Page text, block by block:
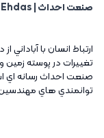
صنعت احداث | Sanat Ehdas
ارتباط انسان با آباداني
تغييرات در پوسته زمين
صنعت احداث رسانه اي
توانمندي هاي مهندسين